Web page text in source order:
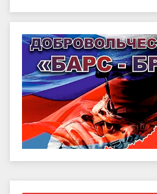
Правый сайдбар